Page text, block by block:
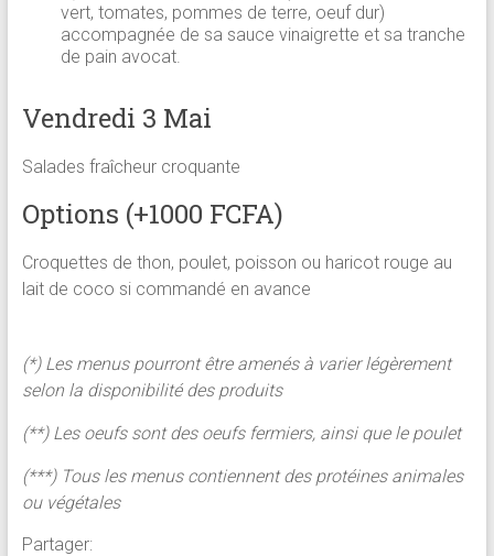
vert, tomates, pommes de terre, oeuf dur)
accompagnée de sa sauce vinaigrette et sa tranche
de pain avocat.
Vendredi 3 Mai
Salades fraîcheur croquante
Options (+1000 FCFA)
Croquettes de thon, poulet, poisson ou haricot rouge au
lait de coco si commandé en avance
(*) Les menus pourront être amenés à varier légèrement
selon la disponibilité des produits
(**) Les oeufs sont des oeufs fermiers, ainsi que le poulet
(***) Tous les menus contiennent des protéines animales
ou végétales
Partager: